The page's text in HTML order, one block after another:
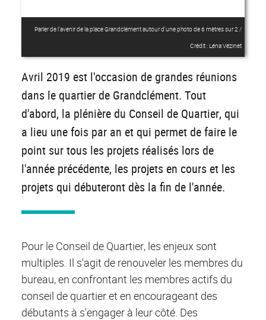
Parler de l'avenir de la place Grandclément autour d'une photo de 6 mètres sur 2 /
Crédit : Léna Vézinet
Avril 2019 est l'occasion de grandes réunions
dans le quartier de Grandclément. Tout
d'abord, la plénière du Conseil de Quartier, qui
a lieu une fois par an et qui permet de faire le
point sur tous les projets réalisés lors de
l'année précédente, les projets en cours et les
projets qui débuteront dès la fin de l'année.
Pour le Conseil de Quartier, les enjeux sont
multiples. Il s'agit de renouveler les membres du
bureau, en confrontant les membres actifs du
conseil de quartier et en encourageant des
débutants à s'engager à leur côté. Des